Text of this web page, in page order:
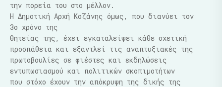
την πορεία του στο μέλλον.
Η Δημοτική Αρχή Κοζάνης όμως, που διανύει τον
3ο χρόνο της
θητείας της, έχει εγκαταλείψει κάθε σχετική
προσπάθεια και εξαντλεί τις αναπτυξιακές της
πρωτοβουλίες σε φιέστες και εκδηλώσεις
εντυπωσιασμού και πολιτικών σκοπιμοτήτων
που στόχο έχουν την απόκρυψη της δικής της